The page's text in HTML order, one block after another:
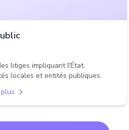
litiges impliquant l'État,
locales et entités publiques.